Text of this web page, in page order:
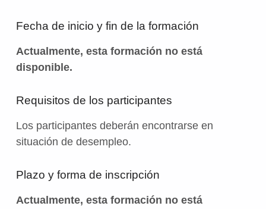
Fecha de inicio y fin de la formación
Actualmente, esta formación no está
disponible.
Requisitos de los participantes
Los participantes deberán encontrarse en
situación de desempleo.
Plazo y forma de inscripción
Actualmente, esta formación no está